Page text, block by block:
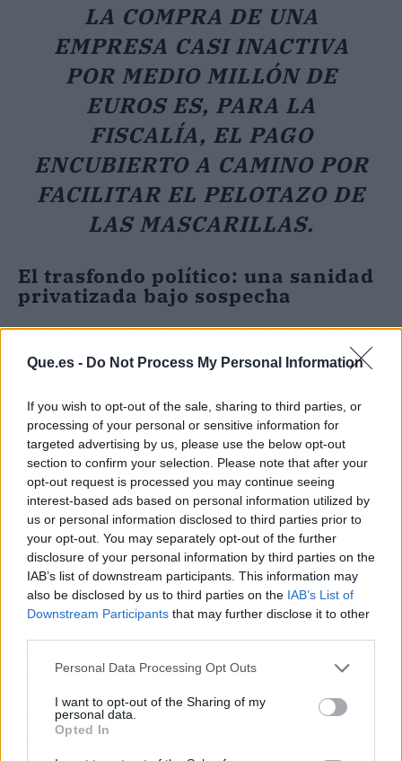
Que.es - Do Not Process My Personal Information
If you wish to opt-out of the sale, sharing to third parties, or
processing of your personal or sensitive information for
targeted advertising by us, please use the below opt-out
section to confirm your selection. Please note that after your
opt-out request is processed you may continue seeing
interest-based ads based on personal information utilized by
us or personal information disclosed to third parties prior to
your opt-out. You may separately opt-out of the further
disclosure of your personal information by third parties on the
IAB’s list of downstream participants. This information may
also be disclosed by us to third parties on the IAB’s List of
Downstream Participants that may further disclose it to other
Personal Data Processing Opt Outs
I want to opt-out of the Sharing of my
personal data.
Opted In
LA COMPRA DE UNA
EMPRESA CASI INACTIVA
POR MEDIO MILLÓN DE
EUROS ES, PARA LA
FISCALÍA, EL PAGO
ENCUBIERTO A CAMINO POR
FACILITAR EL PELOTAZO DE
LAS MASCARILLAS.
El trasfondo político: una sanidad
privatizada bajo sospecha
El caso no es solo una historia de fraude fiscal y
posible soborno.Los 1.000 millones anuales
públicas de la Comunidad de Madrid
convierten cualquier sombra de corrupción
en un problema institucional. Isabel Díaz
Ayuso ha defendido siempre la colaboración
público-privada, pero el hecho de que su pareja
haya multiplicado sus ingresos con la misma
empresa que más fondos recibe de su Gobierno
despierta críticas de la oposición: hablan de
“puerta giratoria” y exigen explicaciones.
El equipo de la presidenta, por su parte, intenta
de Ayuso, Miguel Ángel Rodríguez, aseguró en
redes que el último contrato con Quirón era de
2010, algo que el informe de Hacienda
desmiente con los datos de 2021 a 2023.